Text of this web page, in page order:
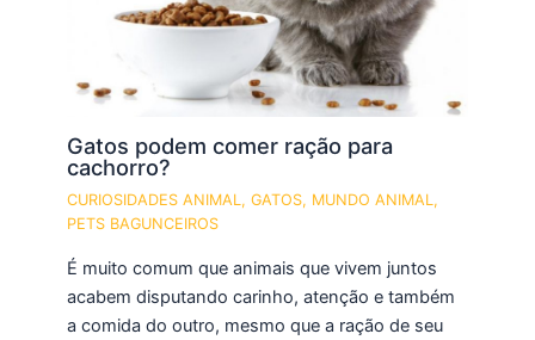
Gatos podem comer ração para
cachorro?
CURIOSIDADES ANIMAL ,GATOS, MUNDO ANIMAL ,
PETS BAGUNCEIROS
É muito comum que animais que vivem juntos
acabem disputando carinho, atenção e também
a comida do outro, mesmo que a ração de seu